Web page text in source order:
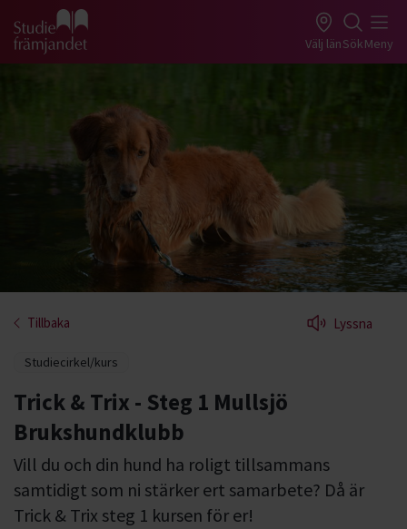
Gå till studiefrämjandets startsida Välj länSökMeny
Tillbaka Lyssna
Studiecirkel/kurs
Trick & Trix - Steg 1 Mullsjö
Brukshundklubb
Vill du och din hund ha roligt tillsammans
samtidigt som ni stärker ert samarbete? Då är
Trick & Trix steg 1 kursen för er!